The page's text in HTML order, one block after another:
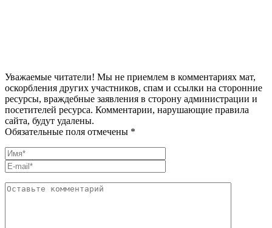
Уважаемые читатели! Мы не приемлем в комментариях мат,
оскорбления других участников, спам и ссылки на сторонние
ресурсы, враждебные заявления в сторону администрации и
посетителей ресурса. Комментарии, нарушающие правила
сайта, будут удалены.
Обязательные поля отмечены *